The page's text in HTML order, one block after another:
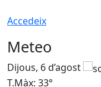
Accedeix
Meteo
Dijous, 6 d’agost
T.Màx: 33°